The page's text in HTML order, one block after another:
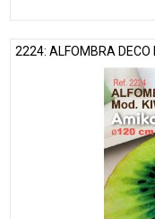
2224: ALFOMBRA DECO